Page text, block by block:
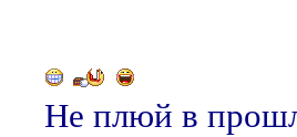
Не плюй в